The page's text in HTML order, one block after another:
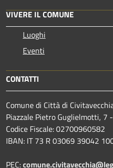
VIVERE IL COMUNE
Luoghi
Eventi
CONTATTI
Comune di Città di
Piazzale Pietro Guglielmotti, 7
Codice Fiscale: 02700960582
IBAN: IT 73 R 03069 39042
PEC: